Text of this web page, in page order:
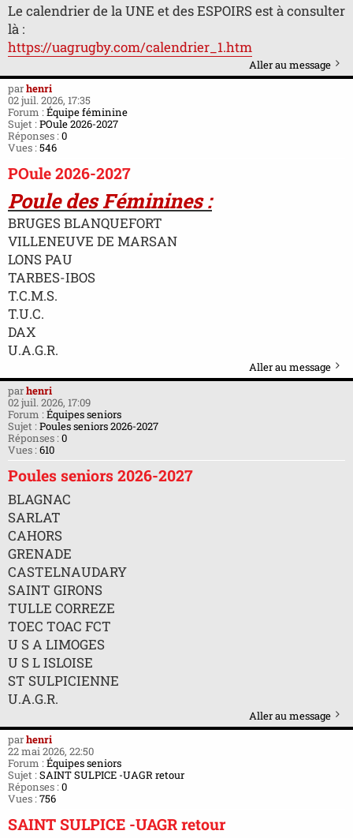
Le calendrier de la UNE et des ESPOIRS est à consulter
là :
https://uagrugby.com/calendrier_1.htm
Aller au message
parhenri
02 juil. 2026, 17:35
Forum :Équipe féminine
Sujet :POule 2026-2027
Réponses :0
Vues :546
POule 2026-2027
Poule des Féminines :
BRUGES BLANQUEFORT
VILLENEUVE DE MARSAN
LONS PAU
TARBES-IBOS
T.C.M.S.
T.U.C.
DAX
U.A.G.R.
Aller au message
parhenri
02 juil. 2026, 17:09
Forum : Équipes seniors
Sujet : Poules seniors 2026-2027
Réponses : 0
Vues : 610
Poules seniors 2026-2027
BLAGNAC
SARLAT
CAHORS
GRENADE
CASTELNAUDARY
SAINT GIRONS
TULLE CORREZE
TOEC TOAC FCT
U S A LIMOGES
U S L ISLOISE
ST SULPICIENNE
U.A.G.R.
Aller au message
parhenri
22 mai 2026, 22:50
Forum :Équipes seniors
Sujet :SAINT SULPICE -UAGR retour
Réponses :0
Vues :756
SAINT SULPICE -UAGR retour